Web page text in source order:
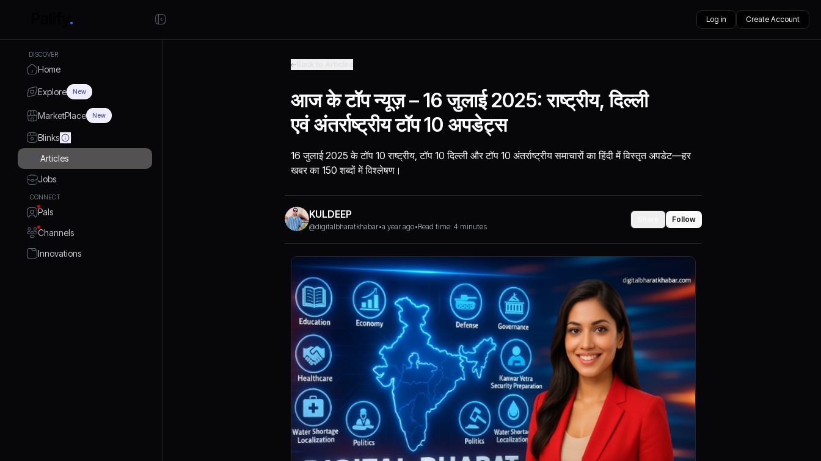
Log in Create Account
DISCOVER
Home
Explore New
MarketPlace New
Blinks
Articles
Jobs
CONNECT
Pals
Channels
Innovations
आज के टॉप न्यूज़ – 16 जुलाई 2025: राष्ट्रीय, दिल्ली
एवं अंतर्राष्ट्रीय टॉप 10 अपडेट्स
16 जुलाई 2025 के टॉप 10 राष्ट्रीय, टॉप 10 दिल्ली और टॉप 10 अंतर्राष्ट्रीय समाचारों का हिंदी में विस्तृत अपडेट—हर
खबर का 150 शब्दों में विश्लेषण।
KULDEEP
@digitalbharatkhabar•a year ago•Read time: 4 minutes
Follow